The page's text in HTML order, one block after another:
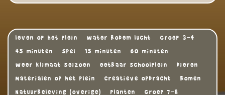
leven op het plein water bodem lucht
Groep 3-4
45 minuten
Spel 15 minuten
60 minuten
weer klimaat seizoen
eetbaar schoolplein
Dieren
Materialen op het plein
Creatieve opdracht
Bomen
Natuurbeleving (overige)
Planten Groep 7-8